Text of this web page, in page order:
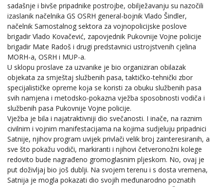
sadašnje i bivše pripadnike postrojbe, obilježavanju su nazočili
izaslanik načelnika GS OSRH general-bojnik Vlado Šindler,
načelnik Samostalnog sektora za vojnopolicijske poslove
brigadir Vlado Kovačević, zapovjednik Pukovnije Vojne policije
brigadir Mate Radoš i drugi predstavnici ustrojstvenih cjelina
MORH-a, OSRH i MUP-a.
U sklopu proslave za uzvanike je bio organiziran obilazak
objekata za smještaj službenih pasa, taktičko-tehnički zbor
specijalističke opreme koja se koristi za obuku službenih pasa
svih namjena i metodsko-pokazna vježba sposobnosti vodiča i
službenih pasa Pukovnije Vojne policije.
Vježba je bila i najatraktivniji dio svečanosti. I inače, na raznim
civilnim i vojnim manifestacijama na kojima sudjeluju pripadnici
Satnije, njihov program uvijek privlači velik broj zainteresiranih, a
sve što pokažu vodiči, markiranti i njihovi četveronožni kolege
redovito bude nagrađeno gromoglasnim pljeskom. No, ovaj je
put doživljaj bio još dublji. Na svojem terenu i s dosta vremena,
Satnija je mogla pokazati dio svojih međunarodno poznatih